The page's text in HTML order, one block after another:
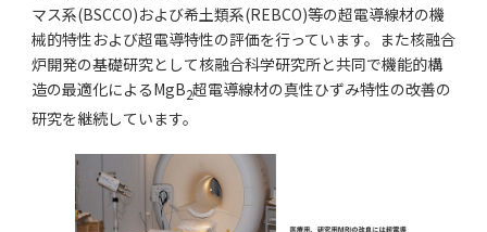
マス系(BSCCO)および希土類系(REBCO)等の超電導線材の機
械的特性および超電導特性の評価を行っています。また核融合
炉開発の基礎研究として核融合科学研究所と共同で機能的構
造の最適化によるMgB2超電導線材の真性ひずみ特性の改善の
研究を継続しています。